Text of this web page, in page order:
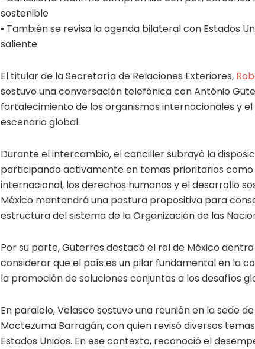
sostenible
• También se revisa la agenda bilateral con Estados
saliente
El titular de la Secretaría de Relaciones Exteriores,
sostuvo una conversación telefónica con António
fortalecimiento de los organismos internacionales y
escenario global.
Durante el intercambio, el canciller subrayó la
participando activamente en temas prioritarios como
internacional, los derechos humanos y el desarrollo
México mantendrá una postura propositiva para
estructura del sistema de la Organización de las
Por su parte, Guterres destacó el rol de México
considerar que el país es un pilar fundamental en la
la promoción de soluciones conjuntas a los desafíos
En paralelo, Velasco sostuvo una reunión en la sede
Moctezuma Barragán, con quien revisó diversos
Estados Unidos. En ese contexto, reconoció el